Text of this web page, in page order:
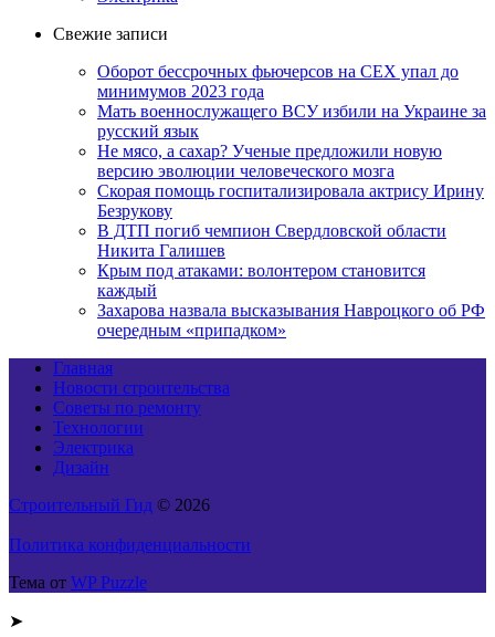
Свежие записи
Оборот бессрочных фьючерсов на CEX упал до
минимумов 2023 года
Мать военнослужащего ВСУ избили на Украине за
русский язык
Не мясо, а сахар? Ученые предложили новую
версию эволюции человеческого мозга
Скорая помощь госпитализировала актрису Ирину
Безрукову
В ДТП погиб чемпион Свердловской области
Никита Галишев
Крым под атаками: волонтером становится
каждый
Захарова назвала высказывания Навроцкого об РФ
очередным «припадком»
Главная
Новости строительства
Советы по ремонту
Технологии
Электрика
Дизайн
Строительный Гид © 2026
Политика конфиденциальности
Тема от WP Puzzle
➤